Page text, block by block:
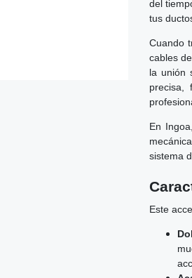
del
tus
Cuando
cables
la unión
precisa,
En
sistema
Este